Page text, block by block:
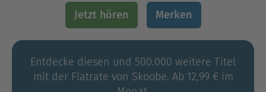
Jetzt hören Merken
Entdecke diesen und 500.000 weitere Titel
mit der Flatrate von Skoobe. Ab 12,99 € im